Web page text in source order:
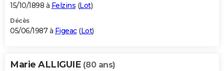
15/10/1898 à Felzins (Lot)
Décès
05/06/1987 à Figeac(Lot)
Marie ALLIGUIE (80 ans)